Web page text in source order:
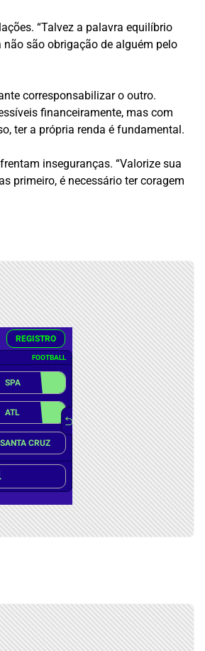
“Talvez a palavra equilíbrio
não são obrigação de alguém pelo
corresponsabilizar o outro.
financeiramente, mas com
ter a própria renda é fundamental.
inseguranças. “Valorize sua
primeiro, é necessário ter coragem